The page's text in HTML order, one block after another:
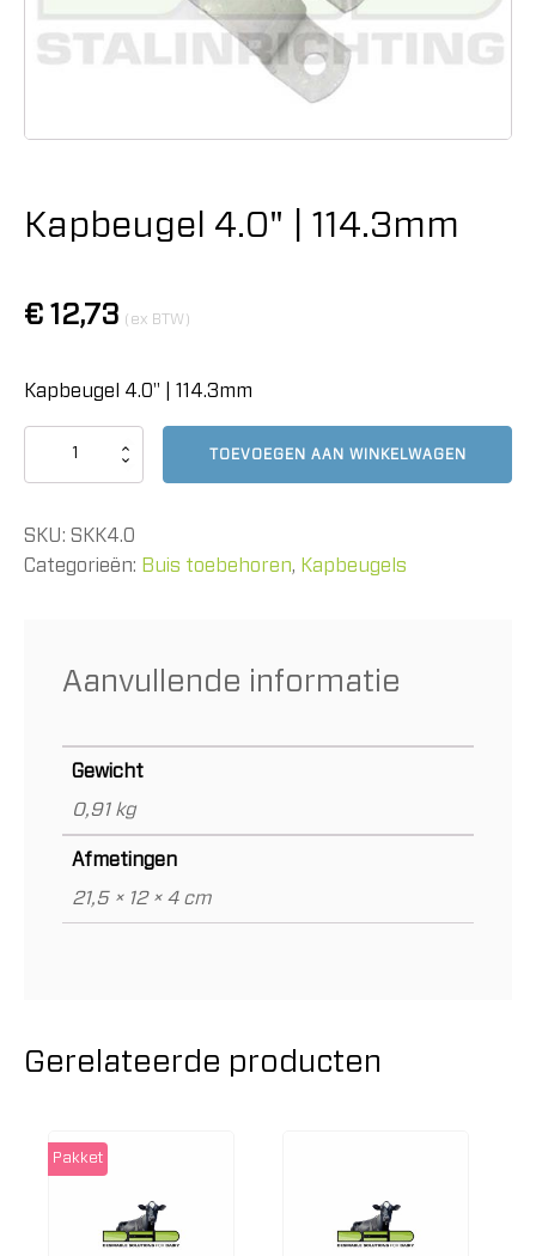
Kapbeugel 4.0" | 114.3mm
€ 12,73 (ex BTW)
Kapbeugel 4.0" | 114.3mm
Kapbeugel
aantal
TOEVOEGEN AAN WINKELWAGEN
SKU: SKK4.0
Categorieën: Buis toebehoren, Kapbeugels
Aanvullende informatie
Gewicht
0,91 kg
Afmetingen
21,5 × 12 × 4 cm
Gerelateerde producten
Pakket